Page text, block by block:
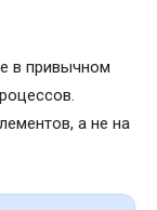
в привычном
а не на